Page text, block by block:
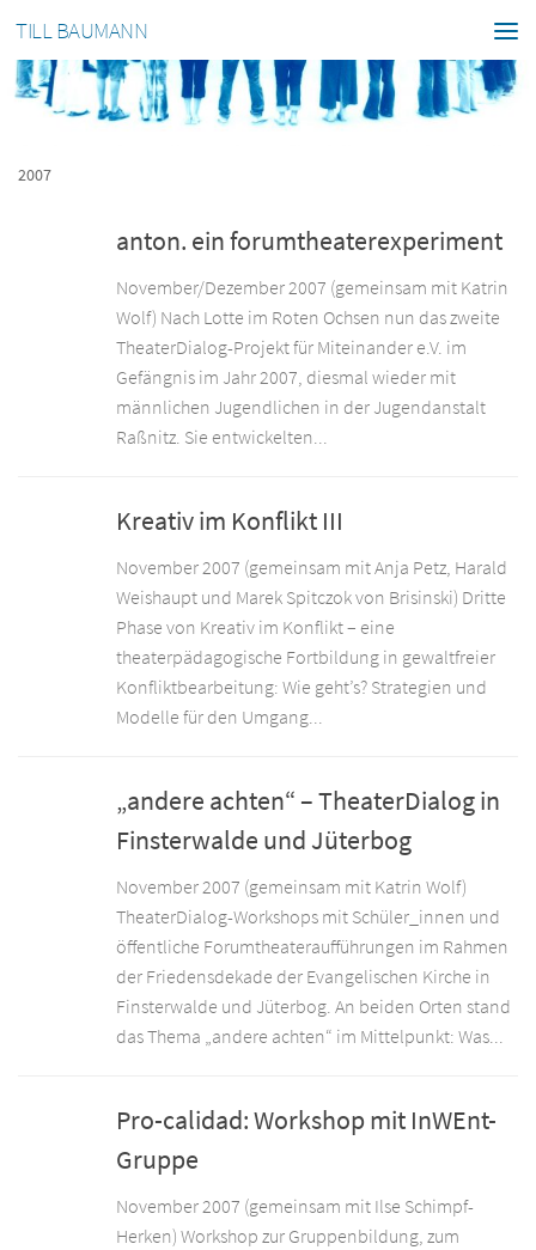
TILL BAUMANN
2007
anton. ein forumtheaterexperiment
November/Dezember 2007 (gemeinsam mit Katrin
Wolf) Nach Lotte im Roten Ochsen nun das zweite
TheaterDialog-Projekt für Miteinander e.V. im
Gefängnis im Jahr 2007, diesmal wieder mit
männlichen Jugendlichen in der Jugendanstalt
Raßnitz. Sie entwickelten...
Kreativ im Konflikt III
November 2007 (gemeinsam mit Anja Petz, Harald
Weishaupt und Marek Spitczok von Brisinski) Dritte
Phase von Kreativ im Konflikt – eine
theaterpädagogische Fortbildung in gewaltfreier
Konfliktbearbeitung: Wie geht’s? Strategien und
Modelle für den Umgang...
„andere achten“ – TheaterDialog in
Finsterwalde und Jüterbog
November 2007 (gemeinsam mit Katrin Wolf)
TheaterDialog-Workshops mit Schüler_innen und
öffentliche Forumtheateraufführungen im Rahmen
der Friedensdekade der Evangelischen Kirche in
Finsterwalde und Jüterbog. An beiden Orten stand
das Thema „andere achten“ im Mittelpunkt: Was...
Pro-calidad: Workshop mit InWEnt-
Gruppe
November 2007 (gemeinsam mit Ilse Schimpf-
Herken) Workshop zur Gruppenbildung, zum